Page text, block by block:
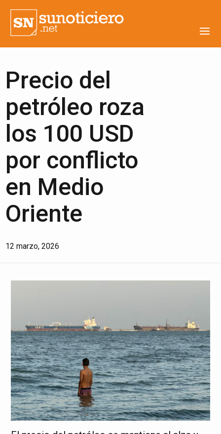
Precio del
petróleo roza
los 100 USD
por conflicto
en Medio
Oriente
12 marzo, 2026